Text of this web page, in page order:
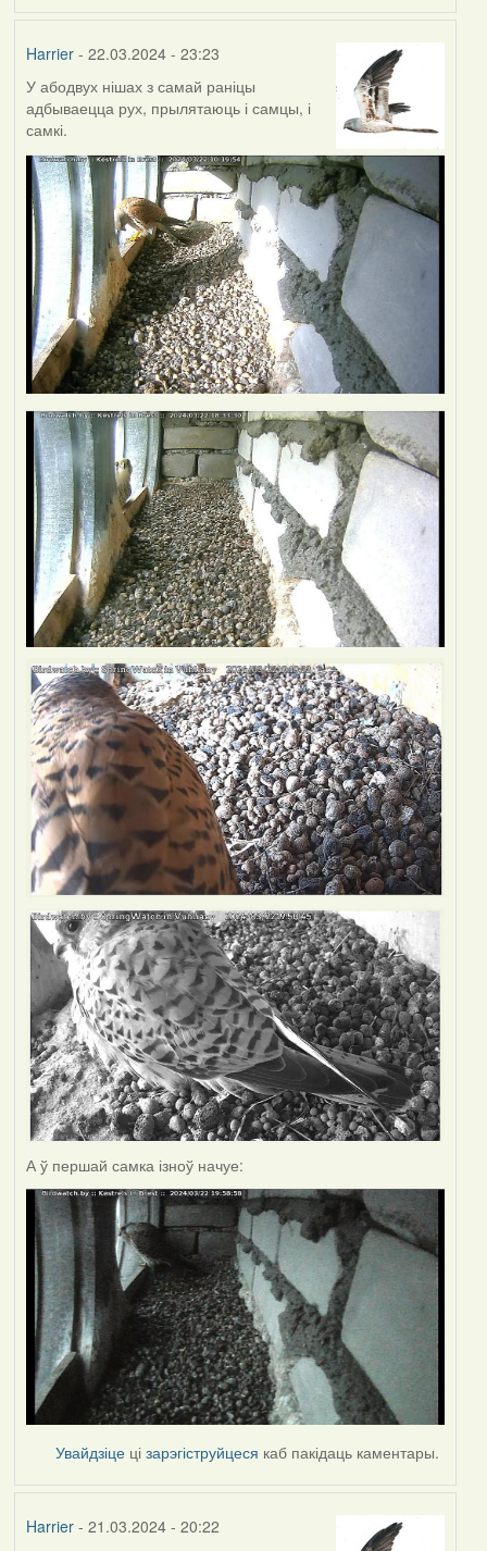
Harrier- 22.03.2024 - 23:23
У абодвух нішах з самай раніцы
адбываецца рух, прылятаюць і самцы, і
самкі.
А ў першай самка ізноў начуе:
Увайдзіце цізарэгіструйцеся каб пакідаць каментары.
Harrier- 21.03.2024 - 20:22